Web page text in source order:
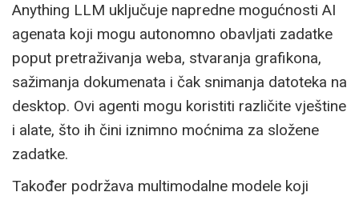
Anything LLM uključuje napredne mogućnosti AI
agenata koji mogu autonomno obavljati zadatke
poput pretraživanja weba, stvaranja grafikona,
sažimanja dokumenata i čak snimanja datoteka na
desktop. Ovi agenti mogu koristiti različite vještine
i alate, što ih čini iznimno moćnima za složene
zadatke.
Također podržava multimodalne modele koji